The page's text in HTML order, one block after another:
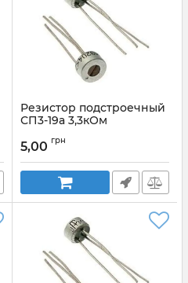
Резистор подстроечный
СП3-19а 3,3кОм
5,00 грн